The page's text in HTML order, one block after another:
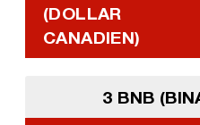
(DOLLAR
CANADIEN)
3 BNB